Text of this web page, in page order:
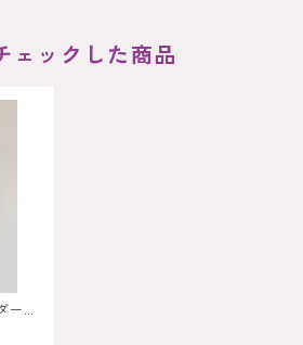
ェックした商品
カ